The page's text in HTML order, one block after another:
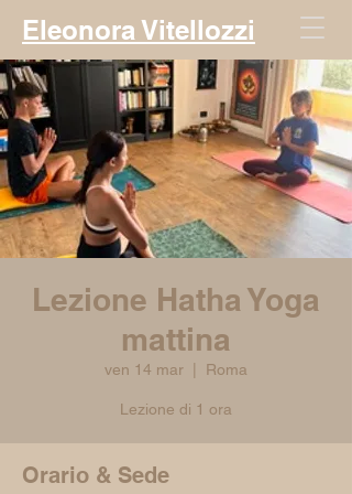
Eleonora Vitellozzi
Lezione Hatha Yoga
mattina
ven 14 mar Roma
Lezione di 1 ora
Orario & Sede